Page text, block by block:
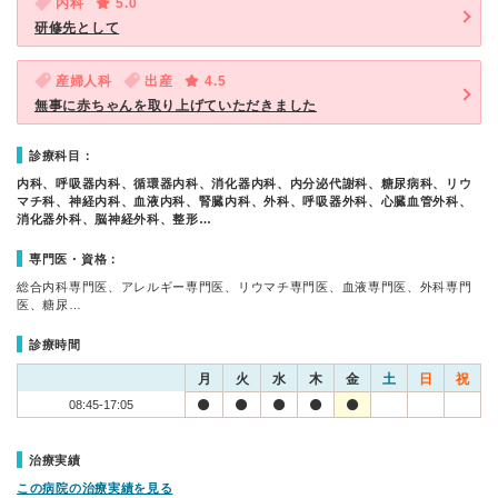
内科
5.0
研修先として
産婦人科 出産
4.5
無事に赤ちゃんを取り上げていただきました
診療科目：
内科、呼吸器内科、循環器内科、消化器内科、内分泌代謝科、糖尿病科、リウ
マチ科、神経内科、血液内科、腎臓内科、外科、呼吸器外科、心臓血管外科、
消化器外科、脳神経外科、整形…
専門医・資格：
総合内科専門医、アレルギー専門医、リウマチ専門医、血液専門医、外科専門
医、糖尿…
診療時間
月 火 水 木 金 土 日 祝
08:45-17:05
治療実績
この病院の治療実績を見る